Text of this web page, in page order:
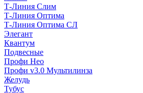
Т-Линия Слим
Т-Линия Оптима
Т-Линия Оптима СЛ
Элегант
Квантум
Подвесные
Профи Нео
Профи v3.0 Мультилинза
Желудь
Тубус